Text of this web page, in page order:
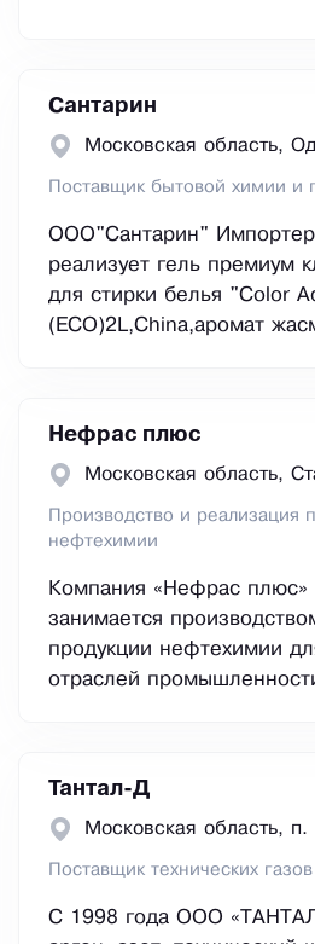
Сантарин
Московская область,
Поставщик бытовой химии и
ООО"Сантарин"
реализует гель премиум
для стирки белья "Color
(ECO)2L,China,аромат
Нефрас плюс
Московская область,
Производство и реализация
нефтехимии
Компания «Нефрас плюс»
занимается
продукции нефтехимии
отраслей
Тантал-Д
Московская область, п.
Поставщик технических газов
С 1998 года ООО